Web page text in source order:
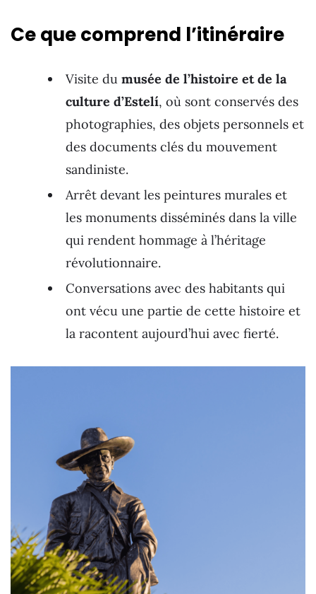
Ce que comprend l’itinéraire
Visite du musée de l’histoire et de la
culture d’Estelí, où sont conservés des
photographies, des objets personnels et
des documents clés du mouvement
sandiniste.
Arrêt devant les peintures murales et
les monuments disséminés dans la ville
qui rendent hommage à l’héritage
révolutionnaire.
Conversations avec des habitants qui
ont vécu une partie de cette histoire et
la racontent aujourd’hui avec fierté.